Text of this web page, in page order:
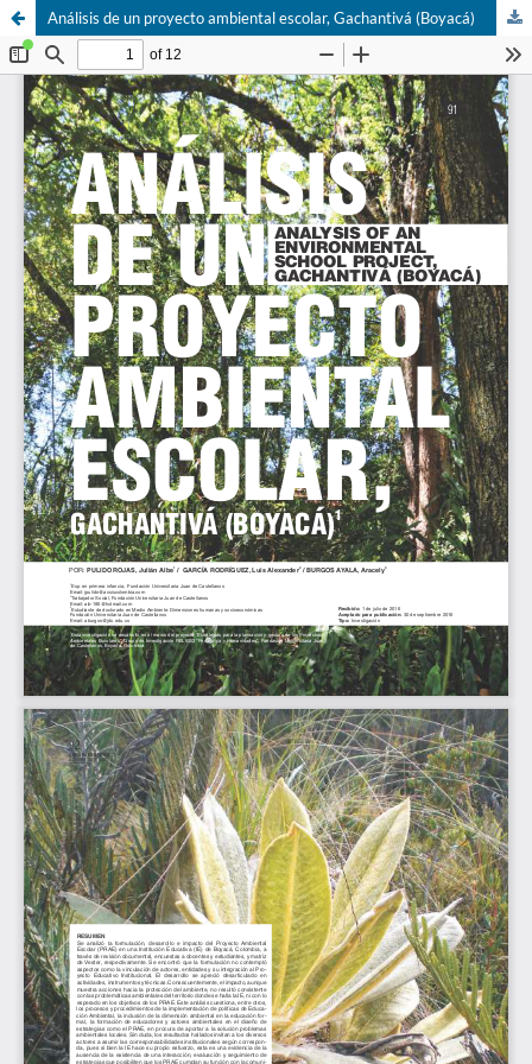
Análisis de un proyecto ambiental escolar, Gachantivá (Boyacá)